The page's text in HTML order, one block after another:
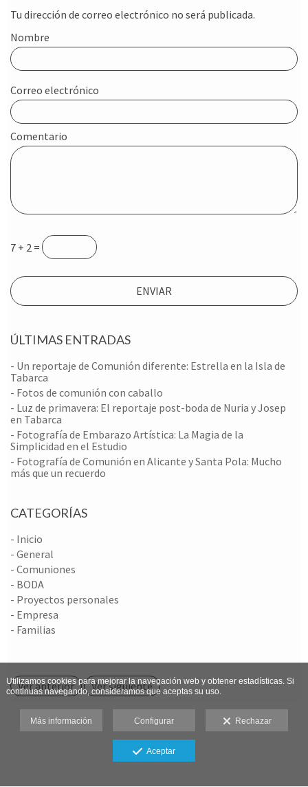
Tu dirección de correo electrónico no será publicada.
Nombre
Correo electrónico
Comentario
7 + 2 =
ÚLTIMAS ENTRADAS
- Un reportaje de Comunión diferente: Estrella en la Isla de
Tabarca
- Fotos de comunión con caballo
- ​Luz de primavera: El reportaje post-boda de Nuria y Josep
en Tabarca
- Fotografía de Embarazo Artística: La Magia de la
Simplicidad en el Estudio
- Fotografía de Comunión en Alicante y Santa Pola: Mucho
más que un recuerdo
CATEGORÍAS
- Inicio
- General
- Comuniones
- BODA
- Proyectos personales
- Empresa
- Familias
Ver anterior Ver siguiente
Utilizamos cookies para mejorar la navegación web y obtener estadísticas. Si
continuas navegando, consideramos que aceptas su uso.
Más información Configurar Rechazar
Aceptar